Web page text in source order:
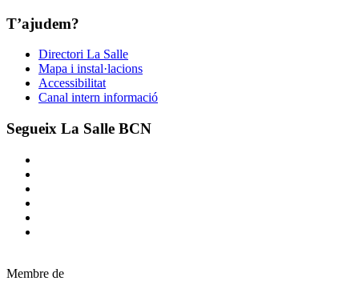
T’ajudem?
Directori La Salle
Mapa i instal·lacions
Accessibilitat
Canal intern informació
Segueix La Salle BCN
Membre de